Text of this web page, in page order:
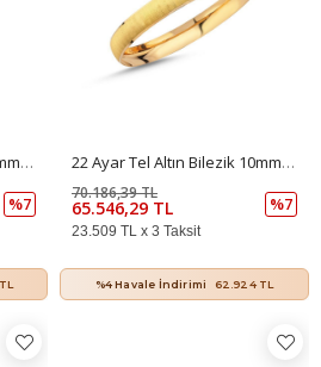
22 Ayar Tel Altın Bilezik 15mm 20 Gr
%7
22 Ayar Tel Altın Bilezik 10mm 10 Gr
65.546,29 TL
70.186,39 TL
%7
23.509 TL x 3 Taksit
%4 Havale İndirimi 62.924 TL